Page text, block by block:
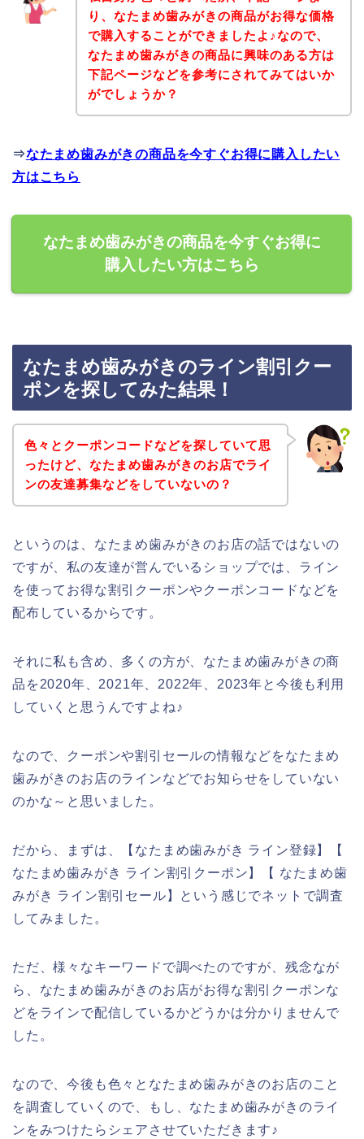
り、なたまめ歯みがきの商品がお得な価格
で購入することができましたよ♪なので、
なたまめ歯みがきの商品に興味のある方は
下記ページなどを参考にされてみてはいか
がでしょうか？
⇒なたまめ歯みがきの商品を今すぐお得に購入したい
方はこちら
なたまめ歯みがきの商品を今すぐお得に
購入したい方はこちら
なたまめ歯みがきのライン割引クー
ポンを探してみた結果！
色々とクーポンコードなどを探していて思
ったけど、なたまめ歯みがきのお店でライ
ンの友達募集などをしていないの？
というのは、なたまめ歯みがきのお店の話ではないの
ですが、私の友達が営んでいるショップでは、ライン
を使ってお得な割引クーポンやクーポンコードなどを
配布しているからです。
それに私も含め、多くの方が、なたまめ歯みがきの商
品を2020年、2021年、2022年、2023年と今後も利用
していくと思うんですよね♪
なので、クーポンや割引セールの情報などをなたまめ
歯みがきのお店のラインなどでお知らせをしていない
のかな～と思いました。
だから、まずは、【なたまめ歯みがき ライン登録】【
なたまめ歯みがき ライン割引クーポン】【 なたまめ歯
みがき ライン割引セール】という感じでネットで調査
してみました。
ただ、様々なキーワードで調べたのですが、残念なが
ら、なたまめ歯みがきのお店がお得な割引クーポンな
どをラインで配信しているかどうかは分かりませんで
した。
なので、今後も色々となたまめ歯みがきのお店のこと
を調査していくので、もし、なたまめ歯みがきのライ
ンをみつけたらシェアさせていただきます♪